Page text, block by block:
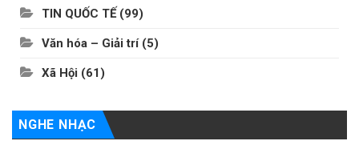
TIN QUỐC TẾ (99)
Văn hóa – Giải trí(5)
Xã Hội (61)
NGHE NHẠC